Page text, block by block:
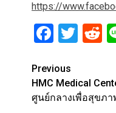
https://
Post
Previous
HMC Medical
ศูนย์กลางเพื่อสุขภ